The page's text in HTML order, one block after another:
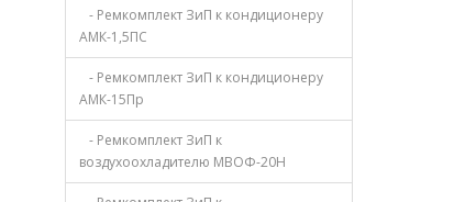
- Ремкомплект ЗиП к кондиционеру
АМК-1,5ПС
- Ремкомплект ЗиП к кондиционеру
АМК-15Пр
- Ремкомплект ЗиП к
воздухоохладителю МВОФ-20Н